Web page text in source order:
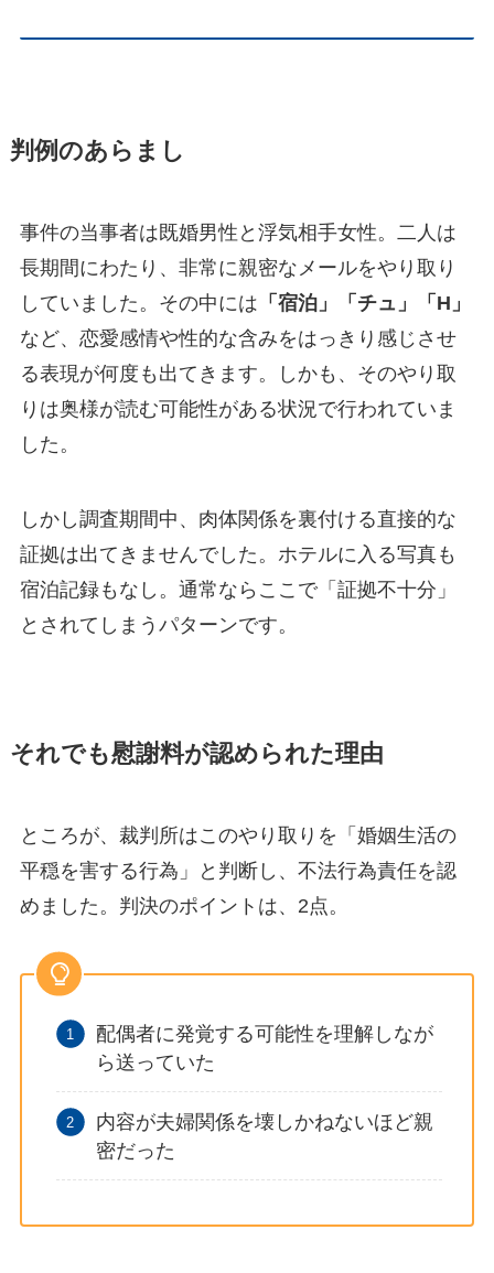
判例のあらまし
事件の当事者は既婚男性と浮気相手女性。二人は
長期間にわたり、非常に親密なメールをやり取り
していました。その中には 「宿泊」「チュ」「H」
など、恋愛感情や性的な含みをはっきり感じさせ
る表現が何度も出てきます。しかも、そのやり取
りは奥様が読む可能性がある状況で行われていま
した。
しかし調査期間中、肉体関係を裏付ける直接的な
証拠は出てきませんでした。ホテルに入る写真も
宿泊記録もなし。通常ならここで「証拠不十分」
とされてしまうパターンです。
それでも慰謝料が認められた理由
ところが、裁判所はこのやり取りを「婚姻生活の
平穏を害する行為」と判断し、不法行為責任を認
めました。判決のポイントは、2点。
配偶者に発覚する可能性を理解しなが
ら送っていた
内容が夫婦関係を壊しかねないほど親
密だった